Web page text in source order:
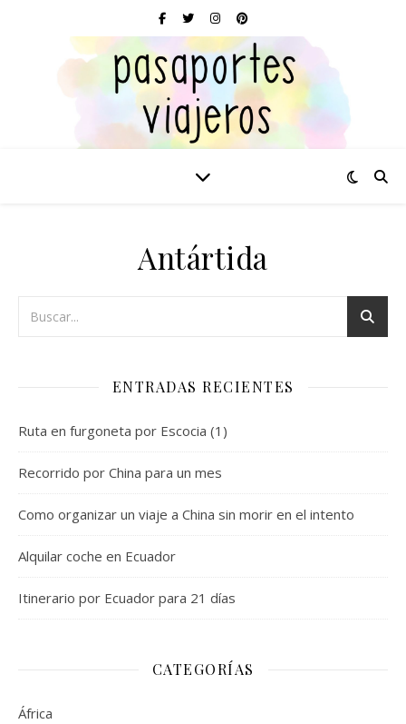
Antártida
ENTRADAS RECIENTES
Ruta en furgoneta por Escocia (1)
Recorrido por China para un mes
Como organizar un viaje a China sin morir en el intento
Alquilar coche en Ecuador
Itinerario por Ecuador para 21 días
CATEGORÍAS
África